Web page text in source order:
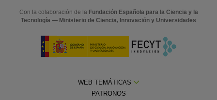
Con la colaboración de la Fundación Española para la Ciencia y la
Tecnología — Ministerio de Ciencia, Innovación y Universidades
WEB TEMÁTICAS
PATRONOS